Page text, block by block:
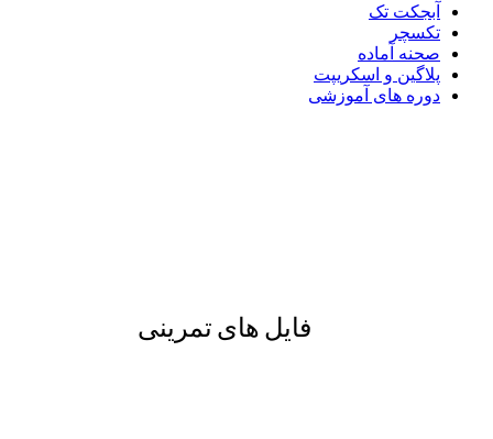
آبجکت تک
تکسچر
صحنه آماده
پلاگین و اسکریپت
دوره های آموزشی
فایل های تمرینی